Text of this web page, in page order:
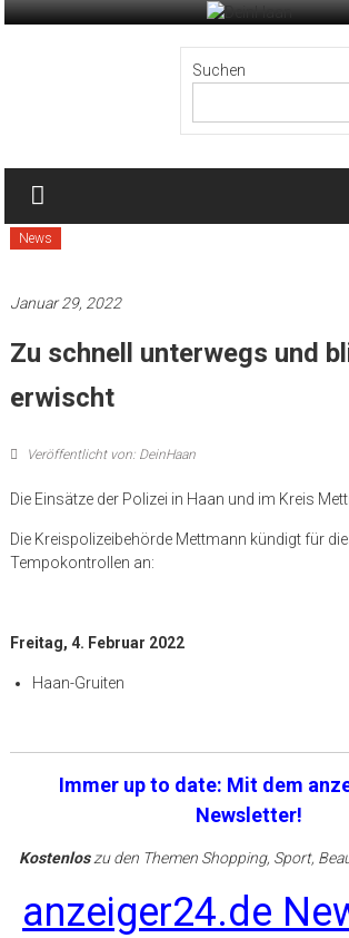
Zum
Suchen
News
Januar 29, 2022
Zu schnell unterwegs und
erwischt
Veröffentlicht von: DeinHaan
Die Einsätze der Polizei in Haan und im Kreis
Die Kreispolizeibehörde Mettmann kündigt für
Tempokontrollen an:
Freitag, 4. Februar 2022
Haan-Gruiten
Immer up to date: Mit dem
Newsletter!
Kostenloszu den Themen Shopping, Sport,
anzeiger24.de